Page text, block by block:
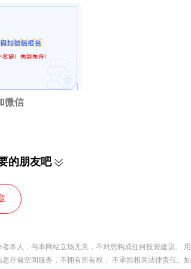
微信
的朋友吧
本人，与本网站立场无关，不对您构成任何投资建议。 用
存储空间服务，不拥有所有权， 不承担相关法律责任。如